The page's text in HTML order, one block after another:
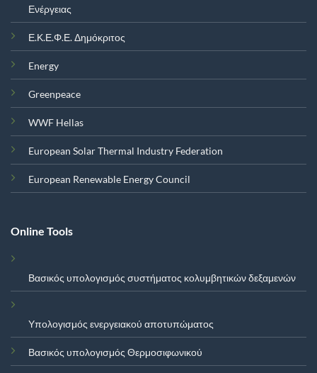
Ενέργειας
Ε.Κ.Ε.Φ.Ε. Δημόκριτος
Energy
Greenpeace
WWF Hellas
European Solar Thermal Industry Federation
European Renewable Energy Council
Online Tools
Βασικός υπολογισμός συστήματος κολυμβητικών δεξαμενών
Υπολογισμός ενεργειακού αποτυπώματος
Βασικός υπολογισμός Θερμοσιφωνικού